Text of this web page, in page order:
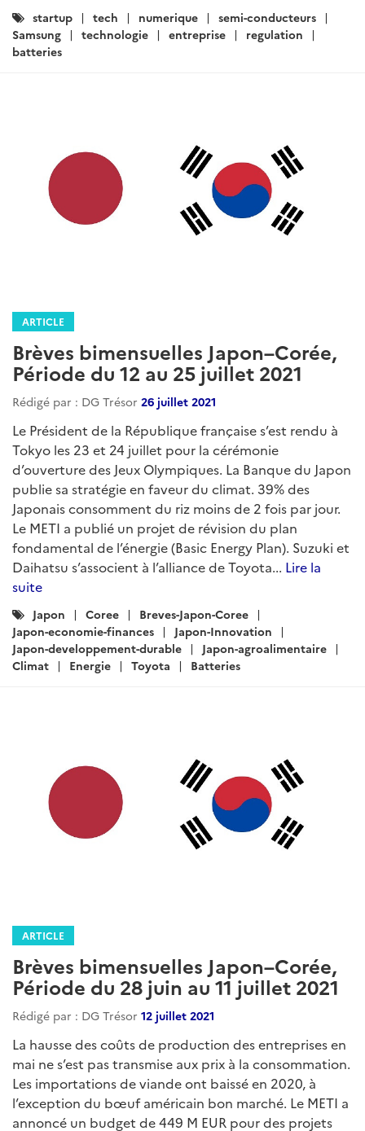
Catégories
:
startup tech numerique
semi-conducteurs
Samsung
technologie entreprise
regulation
batteries
ARTICLE
Brèves bimensuelles Japon–Corée,
Période du 12 au 25 juillet 2021
Rédigé par : DG Trésor 26 juillet 2021
Le Président de la République française s’est rendu à
Tokyo les 23 et 24 juillet pour la cérémonie
d’ouverture des Jeux Olympiques. La Banque du Japon
publie sa stratégie en faveur du climat. 39% des
Japonais consomment du riz moins de 2 fois par jour.
Le METI a publié un projet de révision du plan
fondamental de l’énergie (Basic Energy Plan). Suzuki et
Daihatsu s’associent à l’alliance de Toyota... Lire la
suite
Catégories
:
Japon Coree
Breves-Japon-Coree
Japon-economie-finances
Japon-Innovation
Japon-developpement-durable
Japon-agroalimentaire
Climat
Energie Toyota Batteries
ARTICLE
Brèves bimensuelles Japon–Corée,
Période du 28 juin au 11 juillet 2021
Rédigé par : DG Trésor 12 juillet 2021
La hausse des coûts de production des entreprises en
mai ne s’est pas transmise aux prix à la consommation.
Les importations de viande ont baissé en 2020, à
l’exception du bœuf américain bon marché. Le METI a
annoncé un budget de 449 M EUR pour des projets